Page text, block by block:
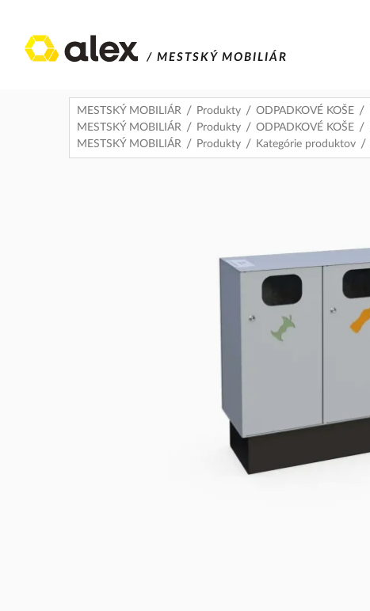
/ MESTSKÝ MOBILIÁR
MESTSKÝ MOBILIÁR Produkty ODPADKOVÉ KOŠE
MESTSKÝ MOBILIÁR
Produkty ODPADKOVÉ KOŠE
MESTSKÝ MOBILIÁR
Produkty Kategórie produktov